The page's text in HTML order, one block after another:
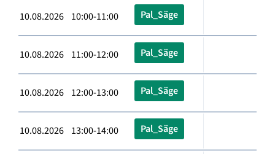
10.08.2026 10:00-11:00 Pal_Säge
10.08.2026 11:00-12:00 Pal_Säge
10.08.2026 12:00-13:00 Pal_Säge
10.08.2026 13:00-14:00 Pal_Säge